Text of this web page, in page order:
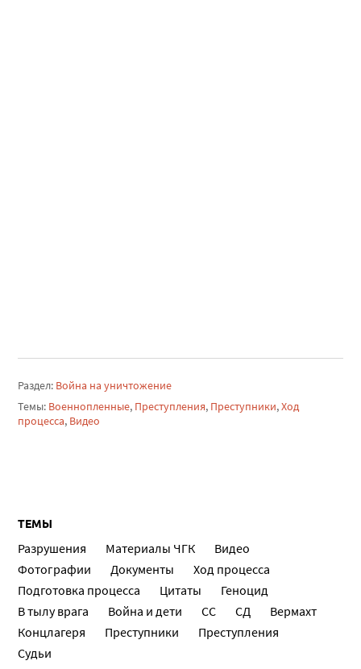
Раздел: Война на уничтожение
Темы: Военнопленные, Преступления, Преступники,Ход
процесса, Видео
ТЕМЫ
Разрушения Материалы ЧГК
Видео
Фотографии
Документы
Ход процесса
Подготовка процесса
Цитаты
Геноцид
В тылу врага
Война и дети СС СД
Вермахт
Концлагеря
Преступники
Преступления
Судьи